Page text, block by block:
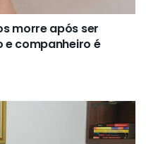
morre após ser
companheiro é